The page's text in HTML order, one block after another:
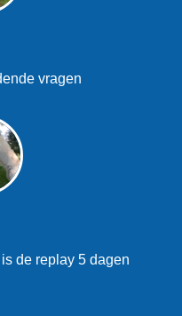
vragen
de replay 5 dagen